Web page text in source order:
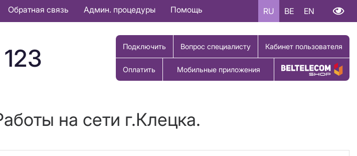
Обратная связь Админ. процедуры Помощь RU BE EN
123 Подключить Вопрос специалисту Кабинет пользователя
Оплатить Мобильные приложения Купить товар
на сети г.Клецка.